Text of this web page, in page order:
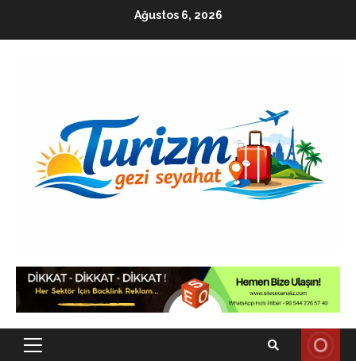
Ağustos 6, 2026
Primary